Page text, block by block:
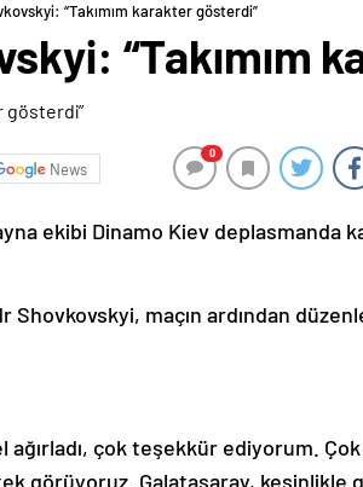
“Takımım karakter gösterdi”
“Takımım
News
0
ekibi Dinamo Kiev deplasmanda
maçın ardından
çok teşekkür ediyorum.
görüyoruz. Galatasaray, kesinlikle